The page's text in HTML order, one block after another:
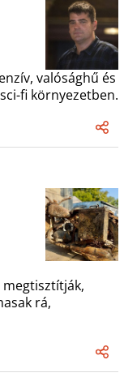
valósághű és
fi környezetben.
megtisztítják,
rá,